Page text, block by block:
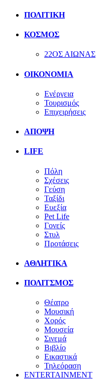
ΠΟΛΙΤΙΚΗ
ΚΟΣΜΟΣ
22ΟΣ ΑΙΩΝΑΣ
ΟΙΚΟΝΟΜΙΑ
Ενέργεια
Τουρισμός
Επιχειρήσεις
ΑΠΟΨΗ
LIFE
Πόλη
Σχέσεις
Γεύση
Ταξίδι
Ευεξία
Pet Life
Γονείς
Στυλ
Προτάσεις
ΑΘΛΗΤΙΚΑ
ΠΟΛΙΤΣΜΟΣ
Θέατρο
Μουσική
Χορός
Μουσεία
Σινεμά
Βιβλίο
Εικαστικά
Τηλεόραση
ENTERTAINMENT